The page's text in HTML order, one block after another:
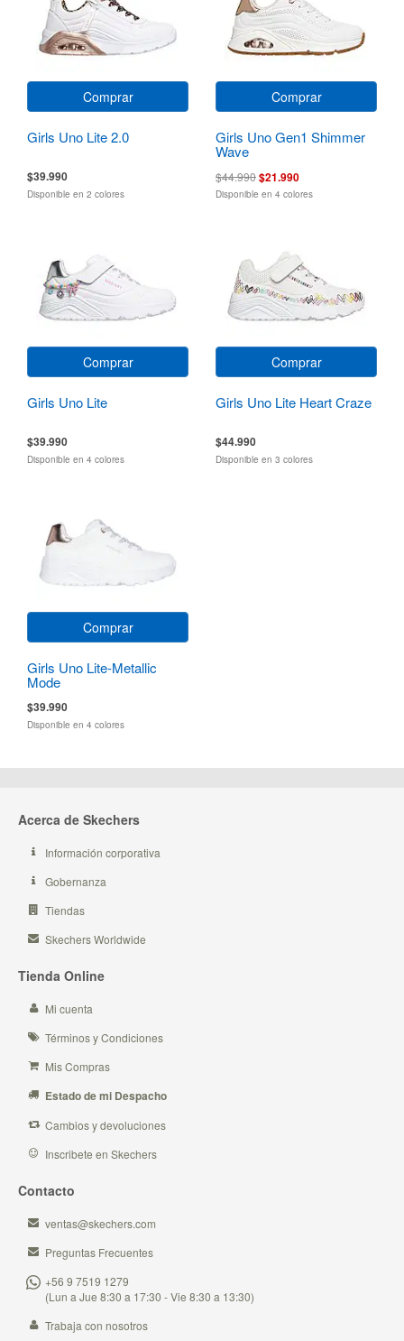
Comprar
Girls Uno Lite 2.0
$39.990
Disponible en 2 colores
Comprar
Girls Uno Gen1 Shimmer
Wave
$44.990$21.990
Disponible en 4 colores
Comprar
Girls Uno Lite
$39.990
Disponible en 4 colores
Comprar
Girls Uno Lite Heart Craze
$44.990
Disponible en 3 colores
Comprar
Girls Uno Lite-Metallic
Mode
$39.990
Disponible en 4 colores
Acerca de Skechers
Información corporativa
Gobernanza
Tiendas
Skechers Worldwide
Tienda Online
Mi cuenta
Términos y Condiciones
Mis Compras
Estado de mi Despacho
Cambios y devoluciones
Inscribete en Skechers
Contacto
ventas@skechers.com
Preguntas Frecuentes
+56 9 7519 1279
(Lun a Jue 8:30 a 17:30 - Vie 8:30 a 13:30)
Trabaja con nosotros